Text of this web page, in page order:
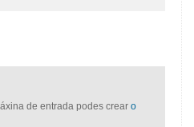
de entrada podes crear o